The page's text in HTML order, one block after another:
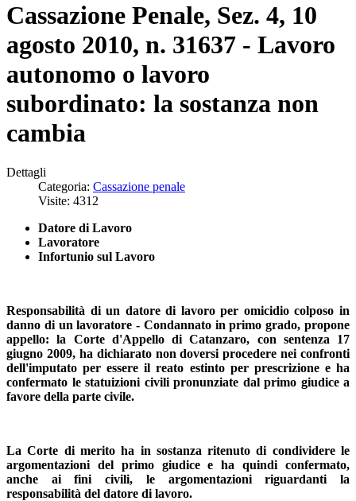
Cassazione Penale, Sez. 4, 10
agosto 2010, n. 31637 - Lavoro
autonomo o lavoro
subordinato: la sostanza non
cambia
Dettagli
Categoria: Cassazione penale
Visite: 4312
Datore di Lavoro
Lavoratore
Infortunio sul Lavoro
Responsabilità di un datore di lavoro per omicidio colposo in
danno di un lavoratore - Condannato in primo grado, propone
appello: la Corte d'Appello di Catanzaro, con sentenza 17
giugno 2009, ha dichiarato non doversi procedere nei confronti
dell'imputato per essere il reato estinto per prescrizione e ha
confermato le statuizioni civili pronunziate dal primo giudice a
favore della parte civile.
La Corte di merito ha in sostanza ritenuto di condividere le
argomentazioni del primo giudice e ha quindi confermato,
anche ai fini civili, le argomentazioni riguardanti la
responsabilità del datore di lavoro.